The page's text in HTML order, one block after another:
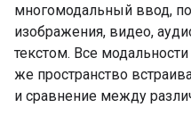
многомодальный ввод,
изображения, видео,
текстом. Все
же пространство
и сравнение между